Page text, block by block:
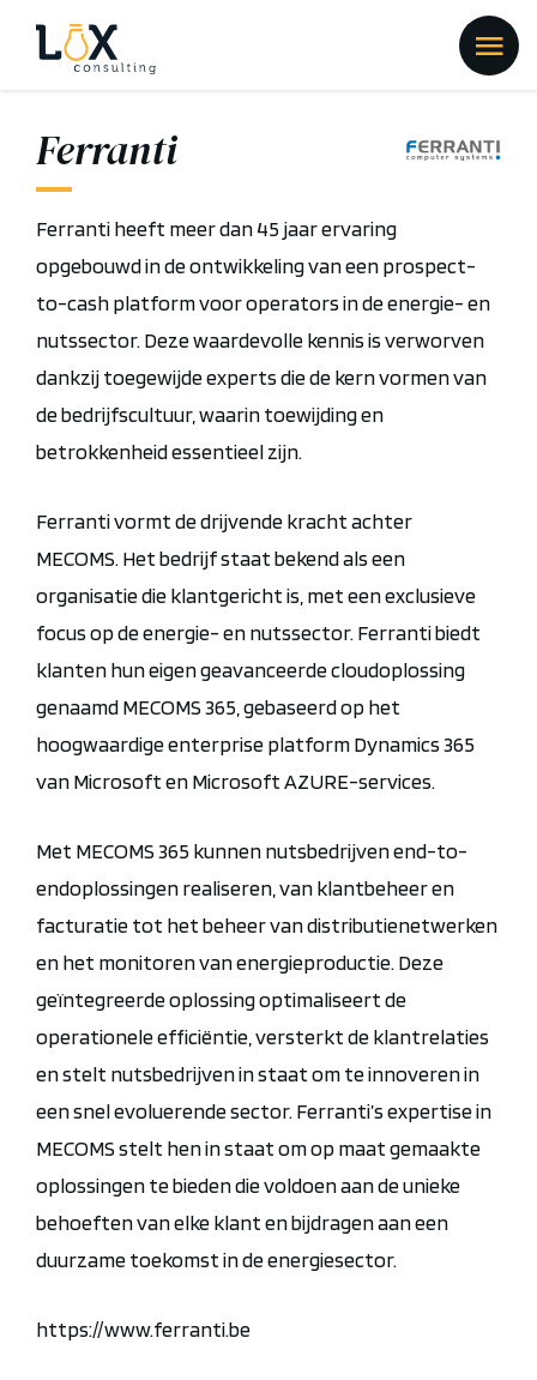
Ferranti
Ferranti heeft meer dan 45 jaar ervaring
opgebouwd in de ontwikkeling van een prospect-
to-cash platform voor operators in de energie- en
nutssector. Deze waardevolle kennis is verworven
dankzij toegewijde experts die de kern vormen van
de bedrijfscultuur, waarin toewijding en
betrokkenheid essentieel zijn.
Ferranti vormt de drijvende kracht achter
MECOMS. Het bedrijf staat bekend als een
organisatie die klantgericht is, met een exclusieve
focus op de energie- en nutssector. Ferranti biedt
klanten hun eigen geavanceerde cloudoplossing
genaamd MECOMS 365, gebaseerd op het
hoogwaardige enterprise platform Dynamics 365
van Microsoft en Microsoft AZURE-services.
Met MECOMS 365 kunnen nutsbedrijven end-to-
endoplossingen realiseren, van klantbeheer en
facturatie tot het beheer van distributienetwerken
en het monitoren van energieproductie. Deze
geïntegreerde oplossing optimaliseert de
operationele efficiëntie, versterkt de klantrelaties
en stelt nutsbedrijven in staat om te innoveren in
een snel evoluerende sector. Ferranti’s expertise in
MECOMS stelt hen in staat om op maat gemaakte
oplossingen te bieden die voldoen aan de unieke
behoeften van elke klant en bijdragen aan een
duurzame toekomst in de energiesector.
https://www.ferranti.be